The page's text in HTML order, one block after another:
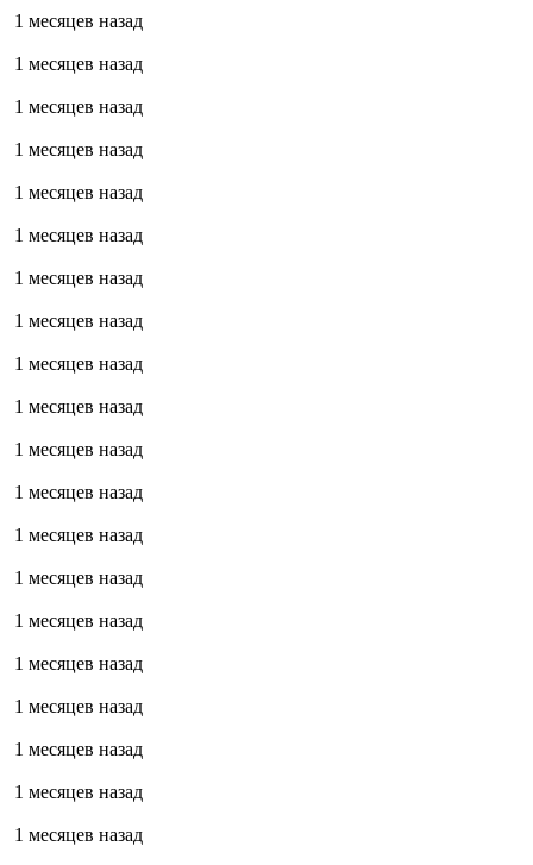
1 месяцев назад
1 месяцев назад
1 месяцев назад
1 месяцев назад
1 месяцев назад
1 месяцев назад
1 месяцев назад
1 месяцев назад
1 месяцев назад
1 месяцев назад
1 месяцев назад
1 месяцев назад
1 месяцев назад
1 месяцев назад
1 месяцев назад
1 месяцев назад
1 месяцев назад
1 месяцев назад
1 месяцев назад
1 месяцев назад